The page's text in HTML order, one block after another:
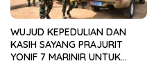
WUJUD KEPEDULIAN DAN
KASIH SAYANG PRAJURIT
YONIF 7 MARINIR UNTUK